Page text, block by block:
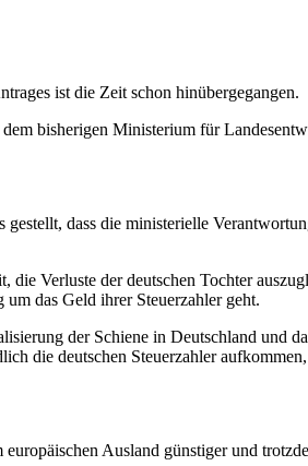
ist die Zeit schon hinübergegangen.
bisherigen Ministerium für
dass die ministerielle
Verluste der deutschen Tochter
das Geld ihrer Steuerzahler geht.
der Schiene in Deutschland und
die deutschen Steuerzahler
Ausland günstiger und